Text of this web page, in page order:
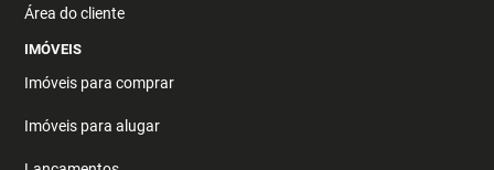
Área do cliente
IMÓVEIS
Imóveis para comprar
Imóveis para alugar